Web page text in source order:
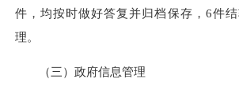
件，均按时做好答复并归档保存，6件
理。
（三）政府信息管理